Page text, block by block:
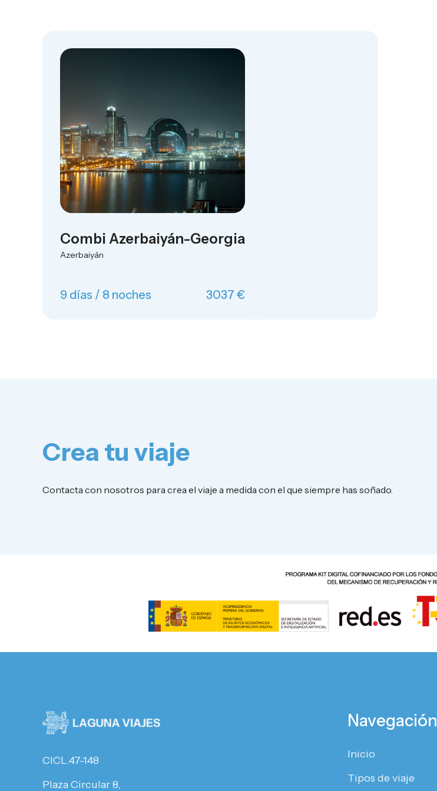
Combi Azerbaiyán-Georgia
Azerbaiyán
9 días / 8 noches 3037 €
Crea tu viaje
Contacta con nosotros para crea el viaje a medida con el que siempre has soñado.
CICL.47-148
Plaza Circular 8,
Navegación
Inicio
Tipos de viaje